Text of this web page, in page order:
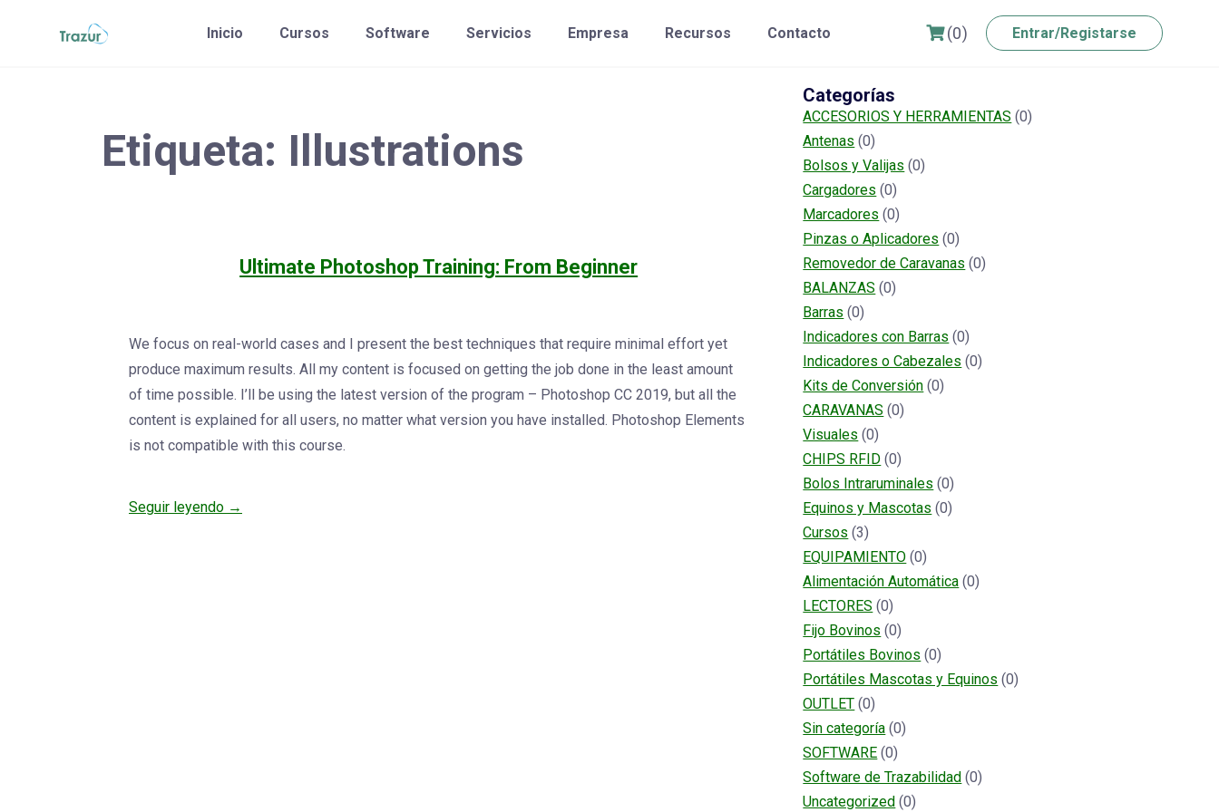
Inicio Cursos Software Servicios Empresa Recursos Contacto (0) Entrar/Registarse
Etiqueta: Illustrations
Ultimate Photoshop Training: From Beginner
We focus on real-world cases and I present the best techniques that require minimal effort yet
produce maximum results. All my content is focused on getting the job done in the least amount
of time possible. I’ll be using the latest version of the program – Photoshop CC 2019, but all the
content is explained for all users, no matter what version you have installed. Photoshop Elements
is not compatible with this course.
Seguir leyendo →
Categorías
ACCESORIOS Y HERRAMIENTAS (0)
Antenas (0)
Bolsos y Valijas (0)
Cargadores (0)
Marcadores (0)
Pinzas o Aplicadores (0)
Removedor de Caravanas (0)
BALANZAS (0)
Barras (0)
Indicadores con Barras (0)
Indicadores o Cabezales (0)
Kits de Conversión (0)
CARAVANAS (0)
Visuales (0)
CHIPS RFID (0)
Bolos Intraruminales (0)
Equinos y Mascotas (0)
Cursos (3)
EQUIPAMIENTO (0)
Alimentación Automática (0)
LECTORES (0)
Fijo Bovinos (0)
Portátiles Bovinos (0)
Portátiles Mascotas y Equinos (0)
OUTLET (0)
Sin categoría (0)
SOFTWARE (0)
Software de Trazabilidad (0)
Uncategorized (0)